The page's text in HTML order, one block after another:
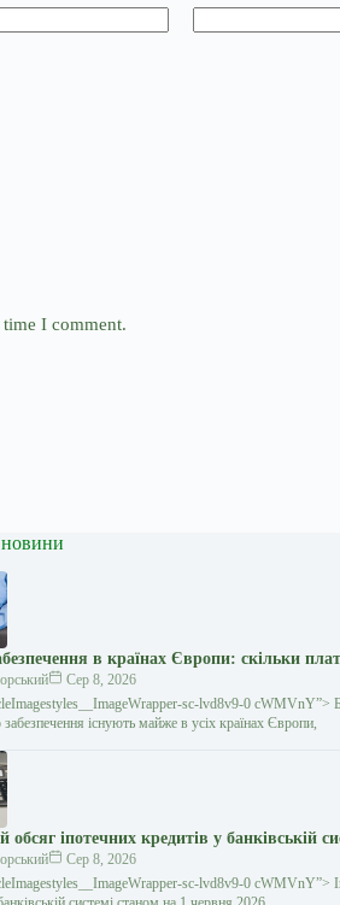
I comment.
в країнах Європи: скільки
Сер 8, 2026
sc-lvd8v9-0 cWMVnY”>
забезпечення існують майже в усіх країнах Європи,
обсяг іпотечних кредитів у банківській
Сер 8, 2026
sc-lvd8v9-0 cWMVnY”>